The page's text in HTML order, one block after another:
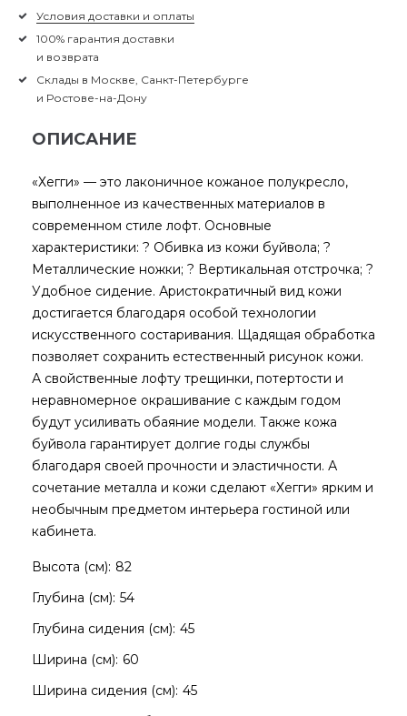
Условия доставки и оплаты
100% гарантия доставки
и возврата
Склады в Москве, Санкт-Петербурге
и Ростове-на-Дону
ОПИСАНИЕ
«Хегги» — это лаконичное кожаное полукресло,
выполненное из качественных материалов в
современном стиле лофт. Основные
характеристики: ? Обивка из кожи буйвола; ?
Металлические ножки; ? Вертикальная отстрочка; ?
Удобное сидение. Аристократичный вид кожи
достигается благодаря особой технологии
искусственного состаривания. Щадящая обработка
позволяет сохранить естественный рисунок кожи.
А свойственные лофту трещинки, потертости и
неравномерное окрашивание с каждым годом
будут усиливать обаяние модели. Также кожа
буйвола гарантирует долгие годы службы
благодаря своей прочности и эластичности. А
сочетание металла и кожи сделают «Хегги» ярким и
необычным предметом интерьера гостиной или
кабинета.
Высота (см): 82
Глубина (см): 54
Глубина сидения (см): 45
Ширина (см): 60
Ширина сидения (см): 45